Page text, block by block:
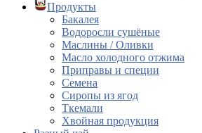
Продукты
Бакалея
Водоросли сушёные
Маслины / Оливки
Масло холодного отжима
Приправы и специи
Семена
Сиропы из ягод
Ткемали
Хвойная продукция